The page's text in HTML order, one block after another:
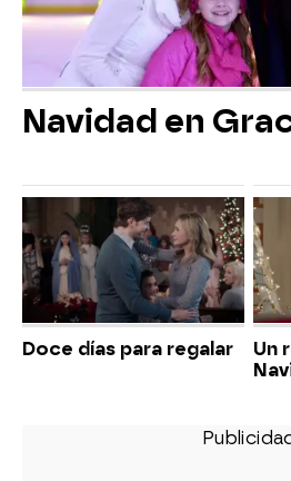
Navidad en
Doce días para regalar
Un